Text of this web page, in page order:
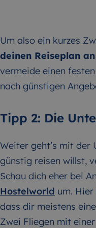
Um also ein kurzes
deinen Reiseplan
vermeide einen
nach günstigen
Tipp 2: Die
Weiter geht’s mit der
günstig reisen willst,
Schau dich eher bei
Hostelworld um.
dass dir meistens eine
Zwei Fliegen mit